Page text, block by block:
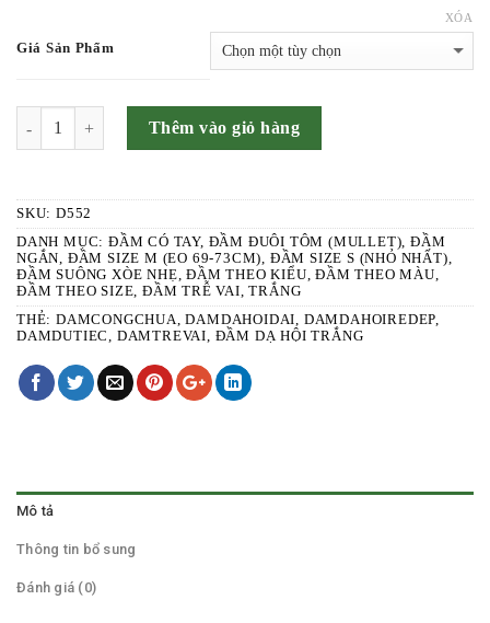
Giá Sản Phẩm
XÓA
Thêm vào giỏ hàng
SKU: D552
DANH MỤC:ĐẦM CÓ TAY, ĐẦM ĐUÔI TÔM (MULLET),ĐẦM
NGẮN, ĐẦM SIZE M (EO 69-73CM), ĐẦM SIZE S (NHỎ NHẤT),
ĐẦM SUÔNG XÒE NHẸ,ĐẦM THEO KIỂU,ĐẦM THEO MÀU,
ĐẦM THEO SIZE,ĐẦM TRỄ VAI,TRẮNG
THẺ: DAMCONGCHUA,DAMDAHOIDAI, DAMDAHOIREDEP,
DAMDUTIEC, DAMTREVAI, ĐẦM DẠ HỘI TRẮNG
Mô tả
Thông tin bổ sung
Đánh giá (0)